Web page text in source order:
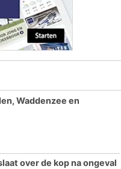
Waddenzee en
over de kop na ongeval